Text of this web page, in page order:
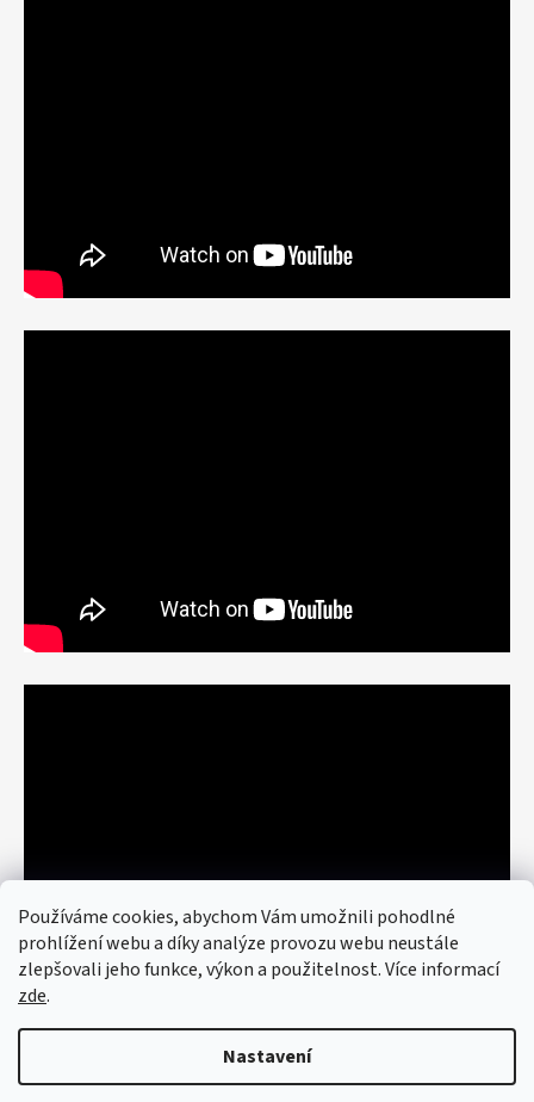
Používáme cookies, abychom Vám umožnili pohodlné
prohlížení webu a díky analýze provozu webu neustále
zlepšovali jeho funkce, výkon a použitelnost. Více informací
zde.
Nastavení